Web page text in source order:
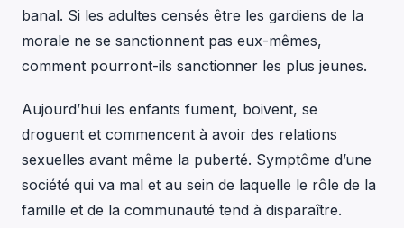
banal. Si les adultes censés être les gardiens de la
morale ne se sanctionnent pas eux-mêmes,
comment pourront-ils sanctionner les plus jeunes.
Aujourd’hui les enfants fument, boivent, se
droguent et commencent à avoir des relations
sexuelles avant même la puberté. Symptôme d’une
société qui va mal et au sein de laquelle le rôle de la
famille et de la communauté tend à disparaître.